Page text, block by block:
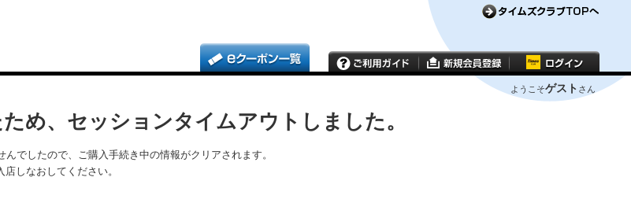
ようこそゲスト さん
め、セッションタイムアウトしました。
でしたので、ご購入手続き中の情報がクリアされます。
しなおしてください。